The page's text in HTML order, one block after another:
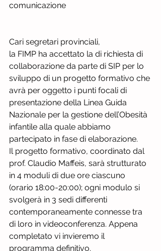
comunicazione
Cari segretari provinciali,
la FIMP ha accettato la di richiesta di
collaborazione da parte di SIP per lo
sviluppo di un progetto formativo che
avrà per oggetto i punti focali di
presentazione della Linea Guida
Nazionale per la gestione dell’Obesità
infantile alla quale abbiamo
partecipato in fase di elaborazione.
Il progetto formativo, coordinato dal
prof. Claudio Maffeis, sarà strutturato
in 4 moduli di due ore ciascuno
(orario 18:00-20:00); ogni modulo si
svolgerà in 3 sedi differenti
contemporaneamente connesse tra
di loro in videoconferenza. Appena
completato vi invieremo il
programma definitivo.